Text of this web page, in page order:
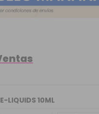
LIQUIDS 10ML